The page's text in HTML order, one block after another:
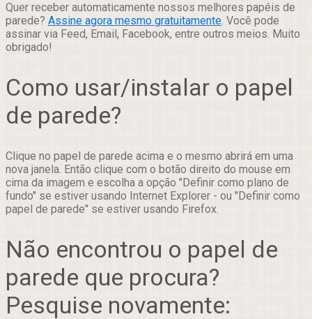
Quer receber automaticamente nossos melhores papéis de
parede? Assine agora mesmo gratuitamente. Você pode
assinar via Feed, Email, Facebook, entre outros meios. Muito
obrigado!
Como usar/instalar o papel
de parede?
Clique no papel de parede acima e o mesmo abrirá em uma
nova janela. Então clique com o botão direito do mouse em
cima da imagem e escolha a opção "Definir como plano de
fundo" se estiver usando Internet Explorer - ou "Definir como
papel de parede" se estiver usando Firefox.
Não encontrou o papel de
parede que procura?
Pesquise novamente: